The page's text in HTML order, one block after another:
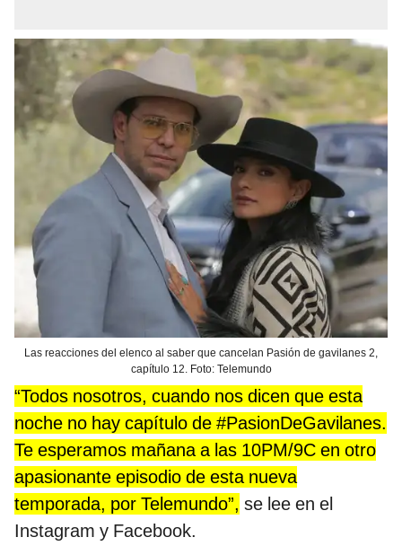
Las reacciones del elenco al saber que cancelan Pasión de gavilanes 2,
capítulo 12. Foto: Telemundo
“Todos nosotros, cuando nos dicen que esta
noche no hay capítulo de #PasionDeGavilanes.
Te esperamos mañana a las 10PM/9C en otro
apasionante episodio de esta nueva
temporada, por Telemundo”, se lee en el
Instagram y Facebook.